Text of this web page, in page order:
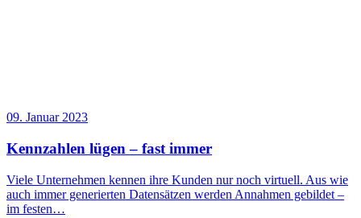
09. Januar 2023
Kennzahlen lügen – fast immer
Viele Unternehmen kennen ihre Kunden nur noch virtuell. Aus wie
auch immer generierten Datensätzen werden Annahmen gebildet –
im festen…